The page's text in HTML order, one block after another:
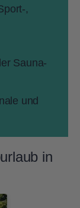
,
Sauna-
und
in